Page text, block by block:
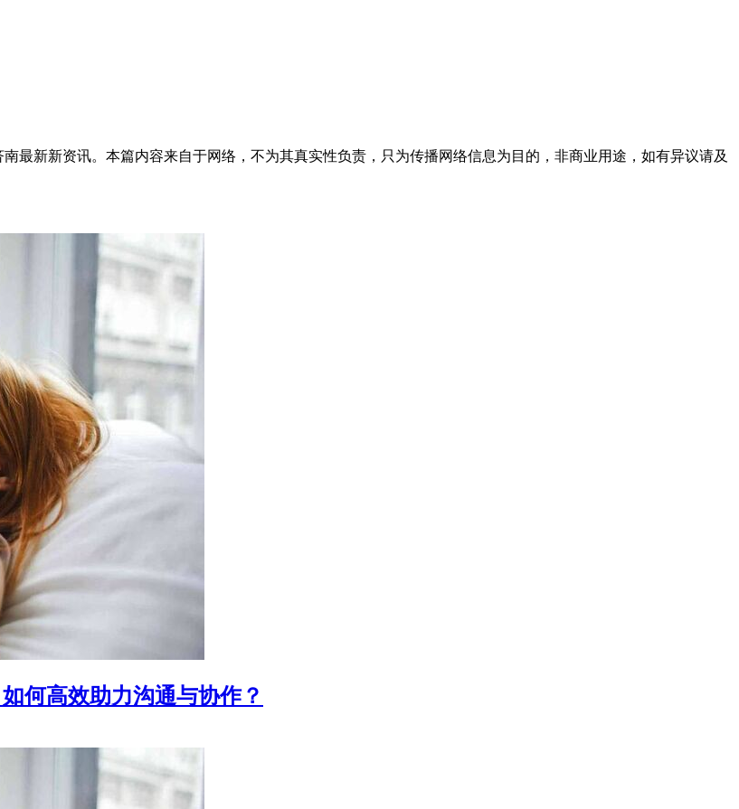
最新新资讯。本篇内容来自于网络，不为其真实性负责，只为传播网络信息为目的，非商业用途，如有异议请及
何高效助力沟通与协作？